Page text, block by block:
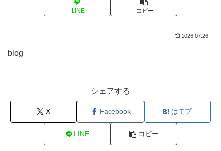
LINE コピー
2026.07.26
blog
シェアする
X Facebook はてブ
LINE コピー